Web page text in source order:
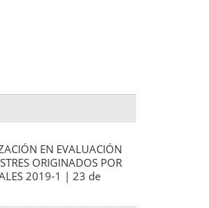
EN EVALUACIÓN
ORIGINADOS POR
2019-1 | 23 de